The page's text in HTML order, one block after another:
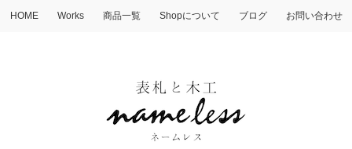
HOME Works 商品一覧 Shopについて ブログ お問い合わせ